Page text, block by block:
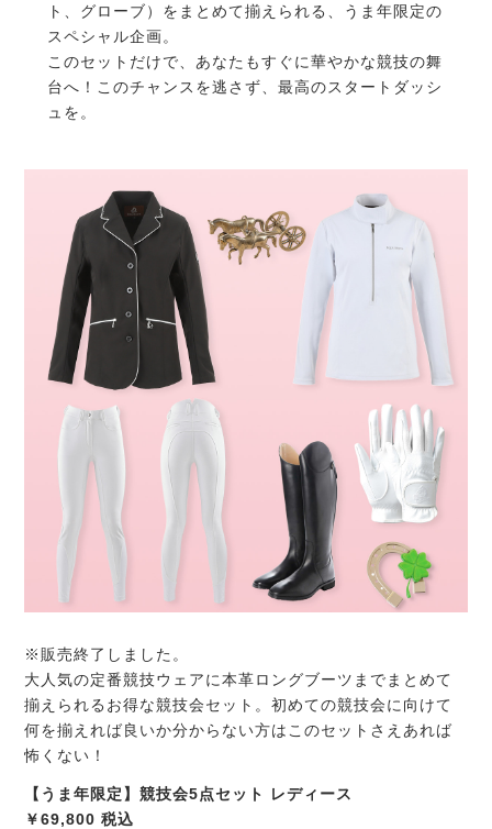
ト、グローブ）をまとめて揃えられる、うま年限定の
スペシャル企画。
このセットだけで、あなたもすぐに華やかな競技の舞
台へ！このチャンスを逃さず、最高のスタートダッシ
ュを。
※販売終了しました。
大人気の定番競技ウェアに本革ロングブーツまでまとめて
揃えられるお得な競技会セット。初めての競技会に向けて
何を揃えれば良いか分からない方はこのセットさえあれば
怖くない！
【うま年限定】競技会5点セット レディース
￥69,800 税込